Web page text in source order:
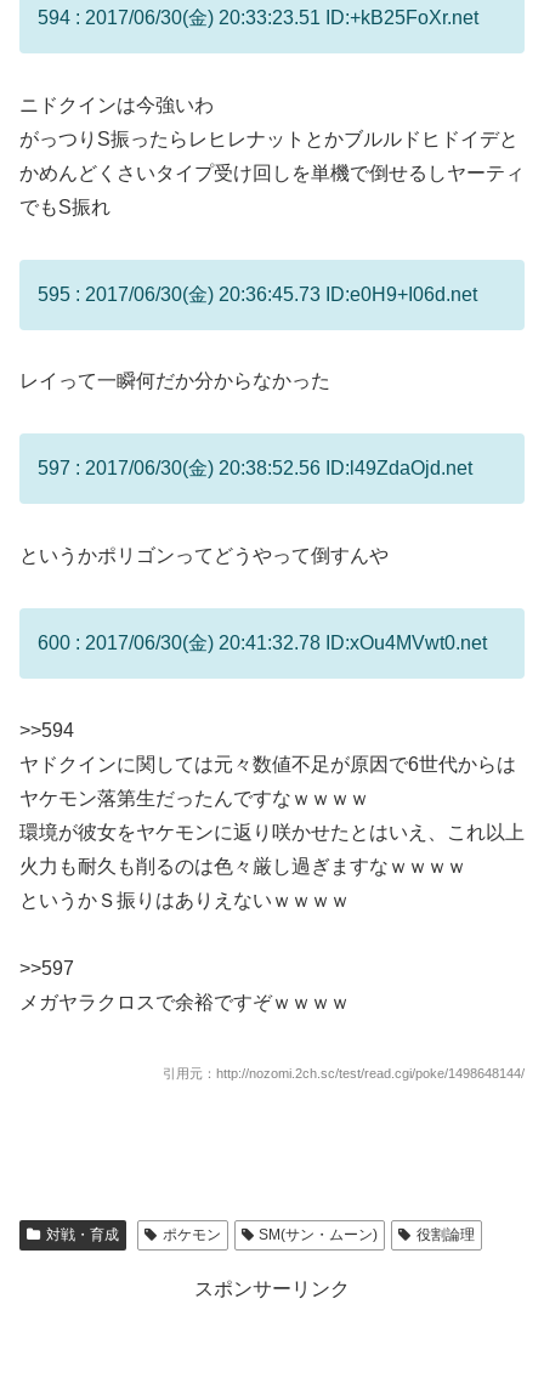
594 : 2017/06/30(金) 20:33:23.51 ID:+kB25FoXr.net
ニドクインは今強いわ
がっつりS振ったらレヒレナットとかブルルドヒドイデと
かめんどくさいタイプ受け回しを単機で倒せるしヤーティ
でもS振れ
595 : 2017/06/30(金) 20:36:45.73 ID:e0H9+I06d.net
レイって一瞬何だか分からなかった
597 : 2017/06/30(金) 20:38:52.56 ID:l49ZdaOjd.net
というかポリゴンってどうやって倒すんや
600 : 2017/06/30(金) 20:41:32.78 ID:xOu4MVwt0.net
>>594
ヤドクインに関しては元々数値不足が原因で6世代からは
ヤケモン落第生だったんですなｗｗｗｗ
環境が彼女をヤケモンに返り咲かせたとはいえ、これ以上
火力も耐久も削るのは色々厳し過ぎますなｗｗｗｗ
というかＳ振りはありえないｗｗｗｗ
>>597
メガヤラクロスで余裕ですぞｗｗｗｗ
引用元：http://nozomi.2ch.sc/test/read.cgi/poke/1498648144/
対戦・育成 ポケモン SM(サン・ムーン) 役割論理
スポンサーリンク